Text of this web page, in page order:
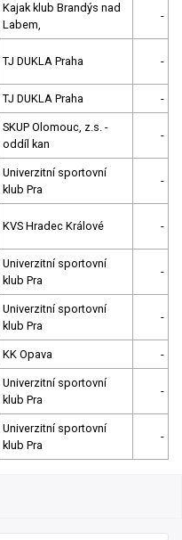
Kajak klub Brandýs nad
Labem,
-
TJ DUKLA Praha -
TJ DUKLA Praha -
SKUP Olomouc, z.s. -
oddíl kan
-
Univerzitní sportovní
klub Pra
-
KVS Hradec Králové -
Univerzitní sportovní
klub Pra
-
Univerzitní sportovní
klub Pra
-
KK Opava -
Univerzitní sportovní
klub Pra
-
Univerzitní sportovní
klub Pra
-